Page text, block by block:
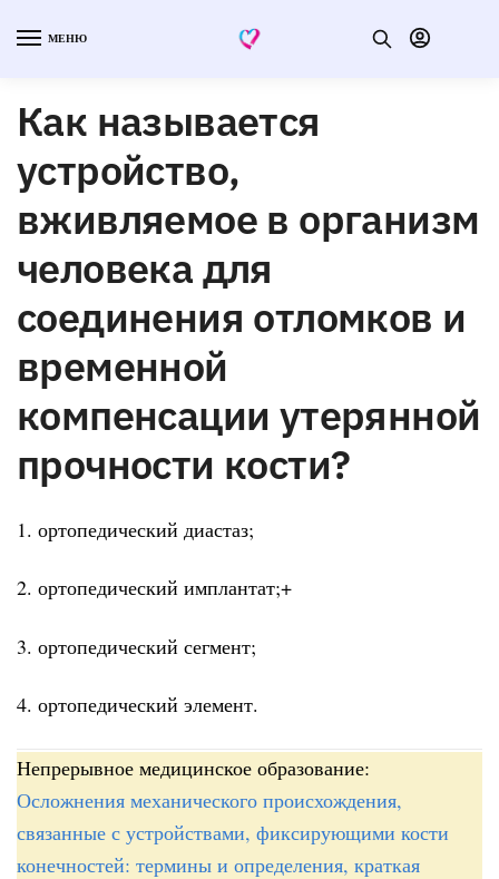
МЕНЮ
Как называется
устройство,
вживляемое в организм
человека для
соединения отломков и
временной
компенсации утерянной
прочности кости?
1. ортопедический диастаз;
2. ортопедический имплантат;+
3. ортопедический сегмент;
4. ортопедический элемент.
Непрерывное медицинское образование:
Осложнения механического происхождения,
связанные с устройствами, фиксирующими кости
конечностей: термины и определения, краткая